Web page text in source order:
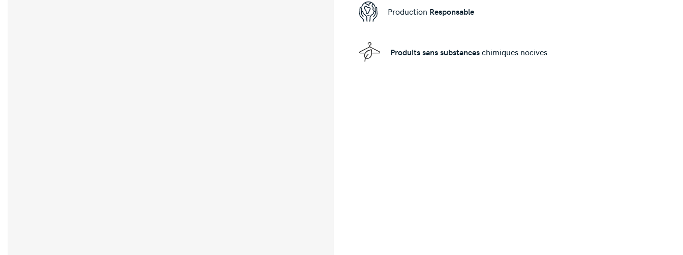
Production Responsable
Produits sans substanceschimiques nocives